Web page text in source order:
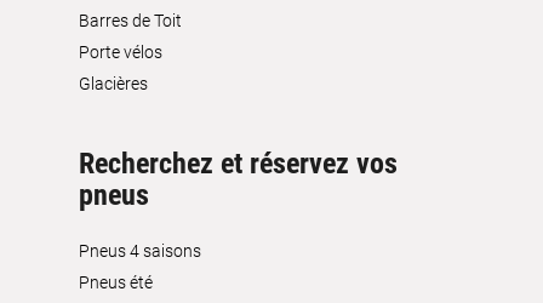
Barres de Toit
Porte vélos
Glacières
Recherchez et réservez vos
pneus
Pneus 4 saisons
Pneus été